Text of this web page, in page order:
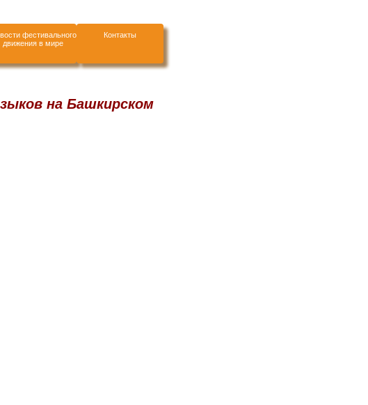
фестивального
движения в мире
Контакты
на Башкирском